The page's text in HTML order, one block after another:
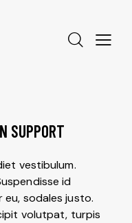
SUPPORT
vestibulum.
id
sodales justo.
volutpat, turpis